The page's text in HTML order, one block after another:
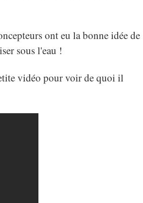
ont eu la bonne idée de
sous l'eau !
vidéo pour voir de quoi il